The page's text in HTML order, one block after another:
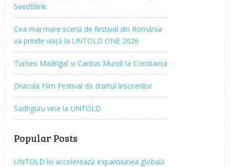
SeedBlink
Cea mai mare scenă de festival din România
va prinde viață la UNTOLD ONE 2026
Turneu Madrigal și Cantus Mundi la Constanța
Dracula Film Festival dă startul înscrierilor
Sadhguru vine la UNTOLD
Popular Posts
UNTOLD își accelerează expansiunea globală